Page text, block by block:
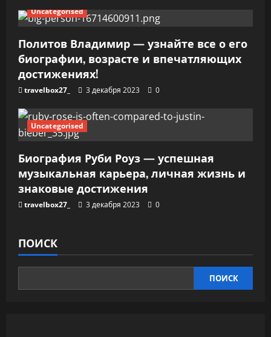
Uncategorised
Политов Владимир — узнайте все о его
биографии, возрасте и впечатляющих
достижениях!
travelbox27_ 3 декабря 2023 0
Uncategorised
Биография Руби Роуз — успешная
музыкальная карьера, личная жизнь и
знаковые достижения
travelbox27_ 3 декабря 2023 0
ПОИСК
ПОИСК